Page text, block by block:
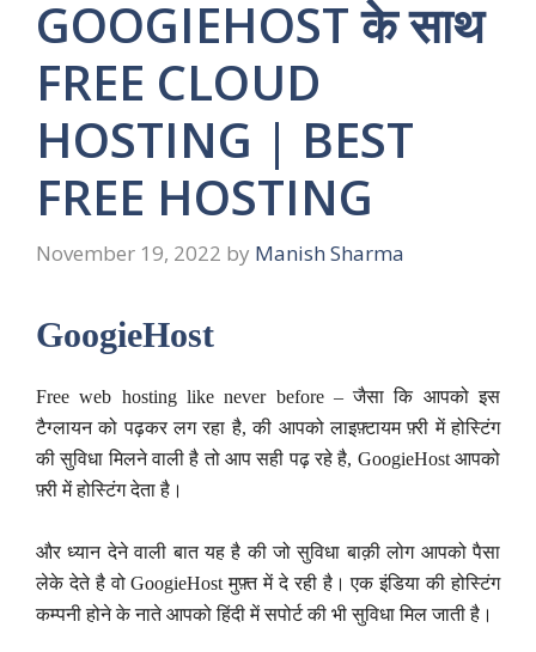
GOOGIEHOST के साथ
FREE CLOUD
HOSTING | BEST
FREE HOSTING
November 19, 2022 by Manish Sharma
GoogieHost
Free web hosting like never before – जैसा कि आपको इस
टैग्लायन को पढ़कर लग रहा है, की आपको लाइफ़्टायम फ़्री में होस्टिंग
की सुविधा मिलने वाली है तो आप सही पढ़ रहे है, GoogieHost आपको
फ़्री में होस्टिंग देता है।
और ध्यान देने वाली बात यह है की जो सुविधा बाक़ी लोग आपको पैसा
लेके देते है वो GoogieHost मुफ़्त में दे रही है। एक इंडिया की होस्टिंग
कम्पनी होने के नाते आपको हिंदी में सपोर्ट की भी सुविधा मिल जाती है।